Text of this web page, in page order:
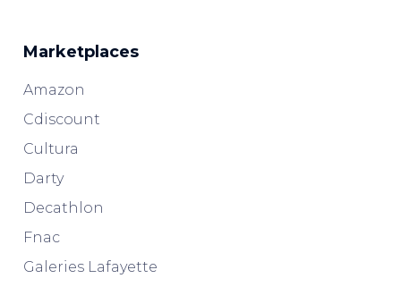
Marketplaces
Amazon
Cdiscount
Cultura
Darty
Decathlon
Fnac
Galeries Lafayette